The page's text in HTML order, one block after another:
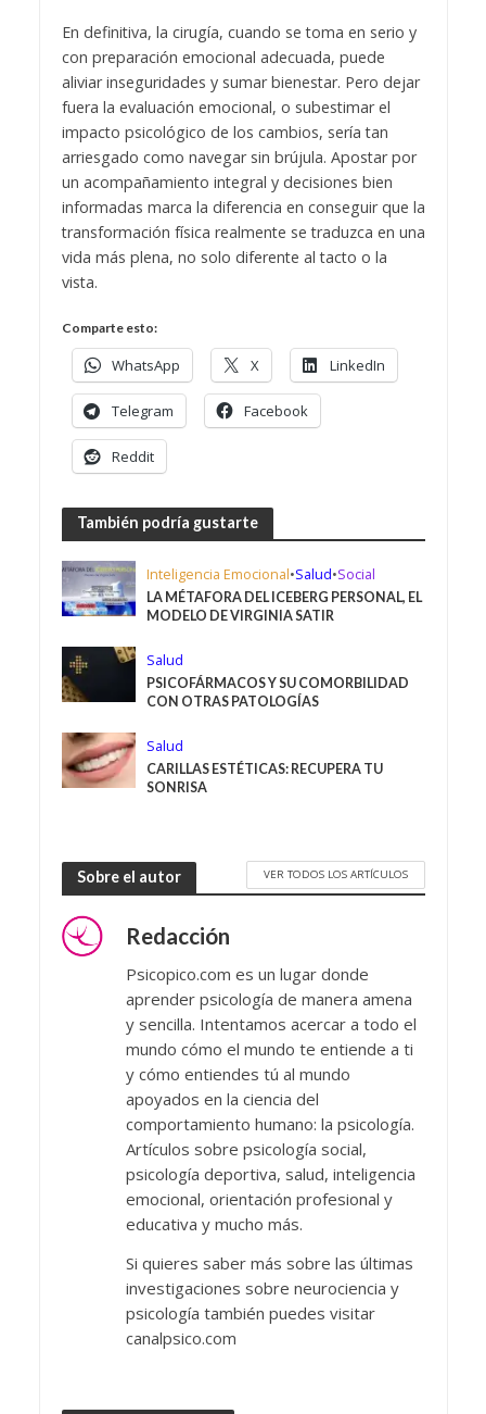
En definitiva, la cirugía, cuando se toma en serio y
con preparación emocional adecuada, puede
aliviar inseguridades y sumar bienestar. Pero dejar
fuera la evaluación emocional, o subestimar el
impacto psicológico de los cambios, sería tan
arriesgado como navegar sin brújula. Apostar por
un acompañamiento integral y decisiones bien
informadas marca la diferencia en conseguir que la
transformación física realmente se traduzca en una
vida más plena, no solo diferente al tacto o la
vista.
Comparte esto:
WhatsApp X LinkedIn
Telegram Facebook
Reddit
También podría gustarte
Inteligencia Emocional•Salud•Social
LA MÉTAFORA DEL ICEBERG PERSONAL, EL
MODELO DE VIRGINIA SATIR
Salud
PSICOFÁRMACOS Y SU COMORBILIDAD
CON OTRAS PATOLOGÍAS
Salud
CARILLAS ESTÉTICAS: RECUPERA TU
SONRISA
Sobre el autor VER TODOS LOS ARTÍCULOS
Redacción
Psicopico.com es un lugar donde
aprender psicología de manera amena
y sencilla. Intentamos acercar a todo el
mundo cómo el mundo te entiende a ti
y cómo entiendes tú al mundo
apoyados en la ciencia del
comportamiento humano: la psicología.
Artículos sobre psicología social,
psicología deportiva, salud, inteligencia
emocional, orientación profesional y
educativa y mucho más.
Si quieres saber más sobre las últimas
investigaciones sobre neurociencia y
psicología también puedes visitar
canalpsico.com